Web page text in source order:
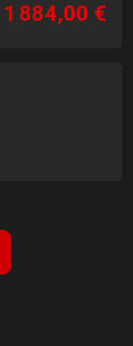
1 884,00 €